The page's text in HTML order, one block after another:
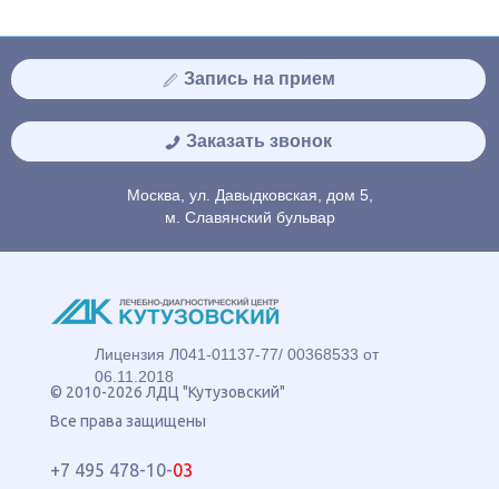
Запись на прием
Заказать звонок
Москва, ул. Давыдковская, дом 5,
м. Славянский бульвар
Лицензия Л041-01137-77/ 00368533 от
06.11.2018
© 2010-2026 ЛДЦ "Кутузовский"
Все права защищены
+7 495 478-10-03